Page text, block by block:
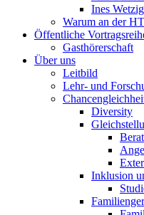
Ines
Warum an der
Öffentliche
Gasthörerschaft
Über uns
Leitbild
Lehr- und
Diversity
Inklusion